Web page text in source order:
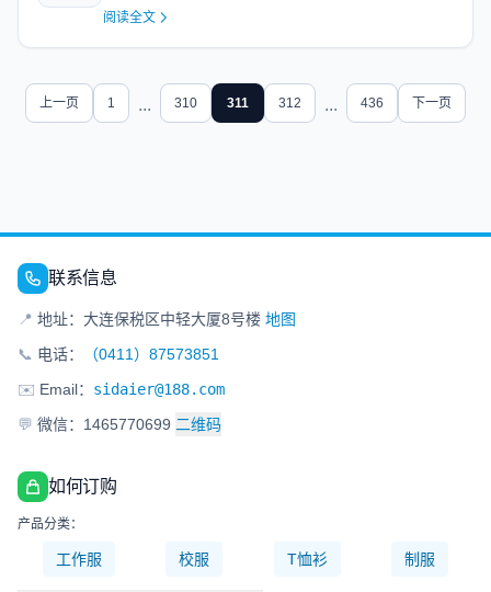
阅读全文
上一页 1 ... 310 311 312 ... 436 下一页
联系信息
📍 地址：大连保税区中轻大厦8号楼 地图
📞 电话：
（0411）87573851
✉️ Email： sidaier@188.com
💬 微信：1465770699 二维码
如何订购
产品分类：
工作服 校服 T恤衫 制服